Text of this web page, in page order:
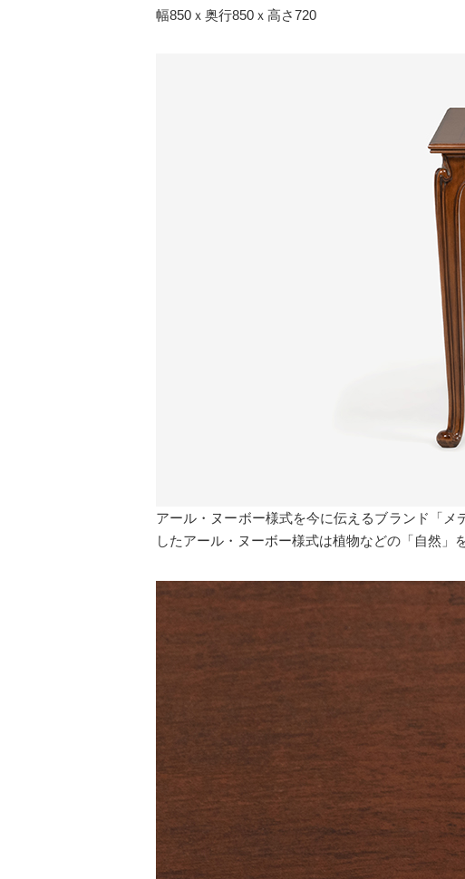
幅850ｘ奥行850ｘ高さ720
アール・ヌーボー様式を今に伝えるブランド「
したアール・ヌーボー様式は植物などの「自然」